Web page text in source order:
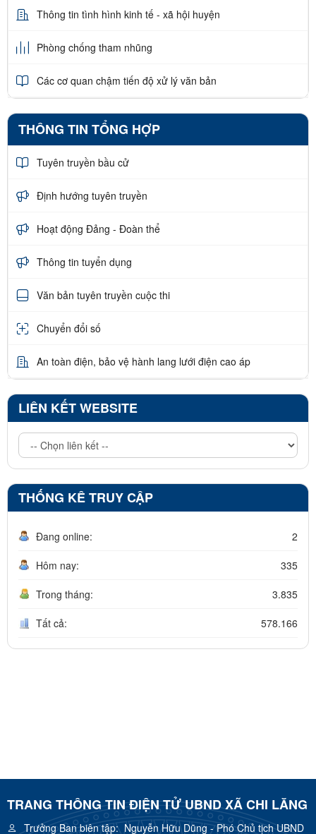
Thông tin tình hình kinh tế - xã hội huyện
Phòng chống tham nhũng
Các cơ quan chậm tiến độ xử lý văn bản
THÔNG TIN TỔNG HỢP
Tuyên truyền bầu cử
Định hướng tuyên truyền
Hoạt động Đảng - Đoàn thể
Thông tin tuyển dụng
Văn bản tuyên truyền cuộc thi
Chuyển đổi số
An toàn điện, bảo vệ hành lang lưới điện cao áp
LIÊN KẾT WEBSITE
THỐNG KÊ TRUY CẬP
Đang online: 2
Hôm nay: 335
Trong tháng: 3.835
Tất cả: 578.166
TRANG THÔNG TIN ĐIỆN TỬ UBND XÃ CHI LĂNG
Trưởng Ban biên tập:Nguyễn Hữu Dũng - Phó Chủ tịch UBND